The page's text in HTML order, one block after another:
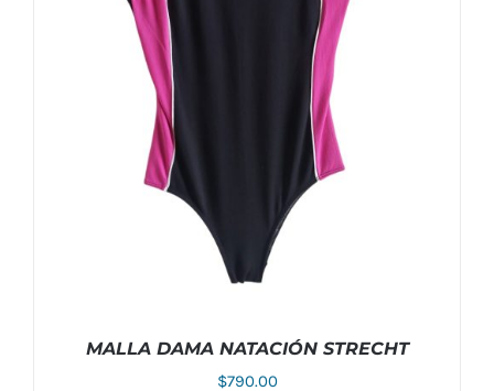
MALLA DAMA NATACIÓN STRECHT
$790.00